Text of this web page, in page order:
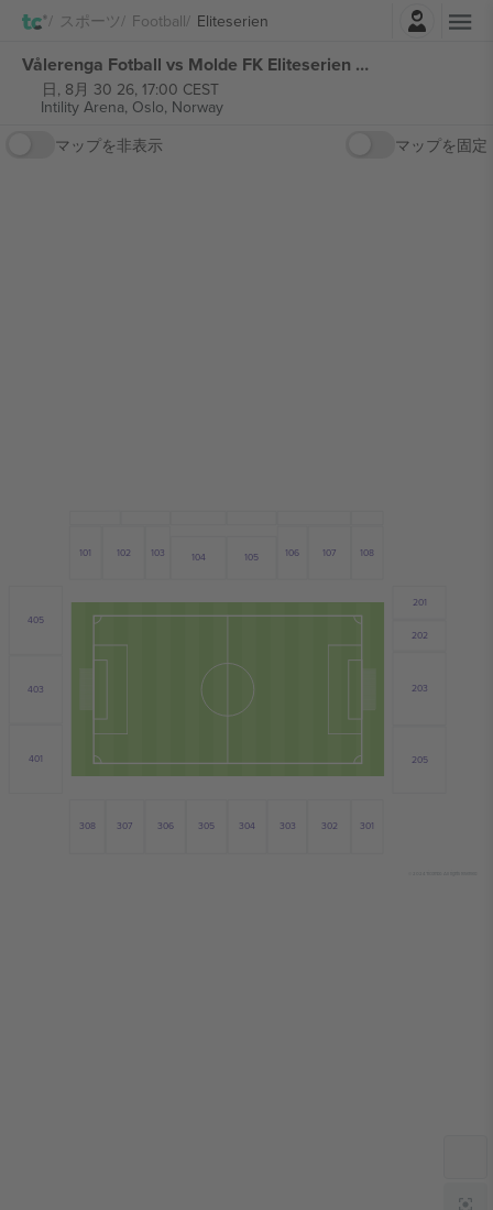
スポーツ Football Eliteserien
Vålerenga Fotball vs Molde FK Eliteserien チケット
日, 8月 30 26, 17:00 CEST
Intility Arena, Oslo, Norway
マップを非表示
マップを固定
301
302
303
304
305
306
307
308
101 102 103 104 105 106 107 108
203
205
401
403
405
201
202